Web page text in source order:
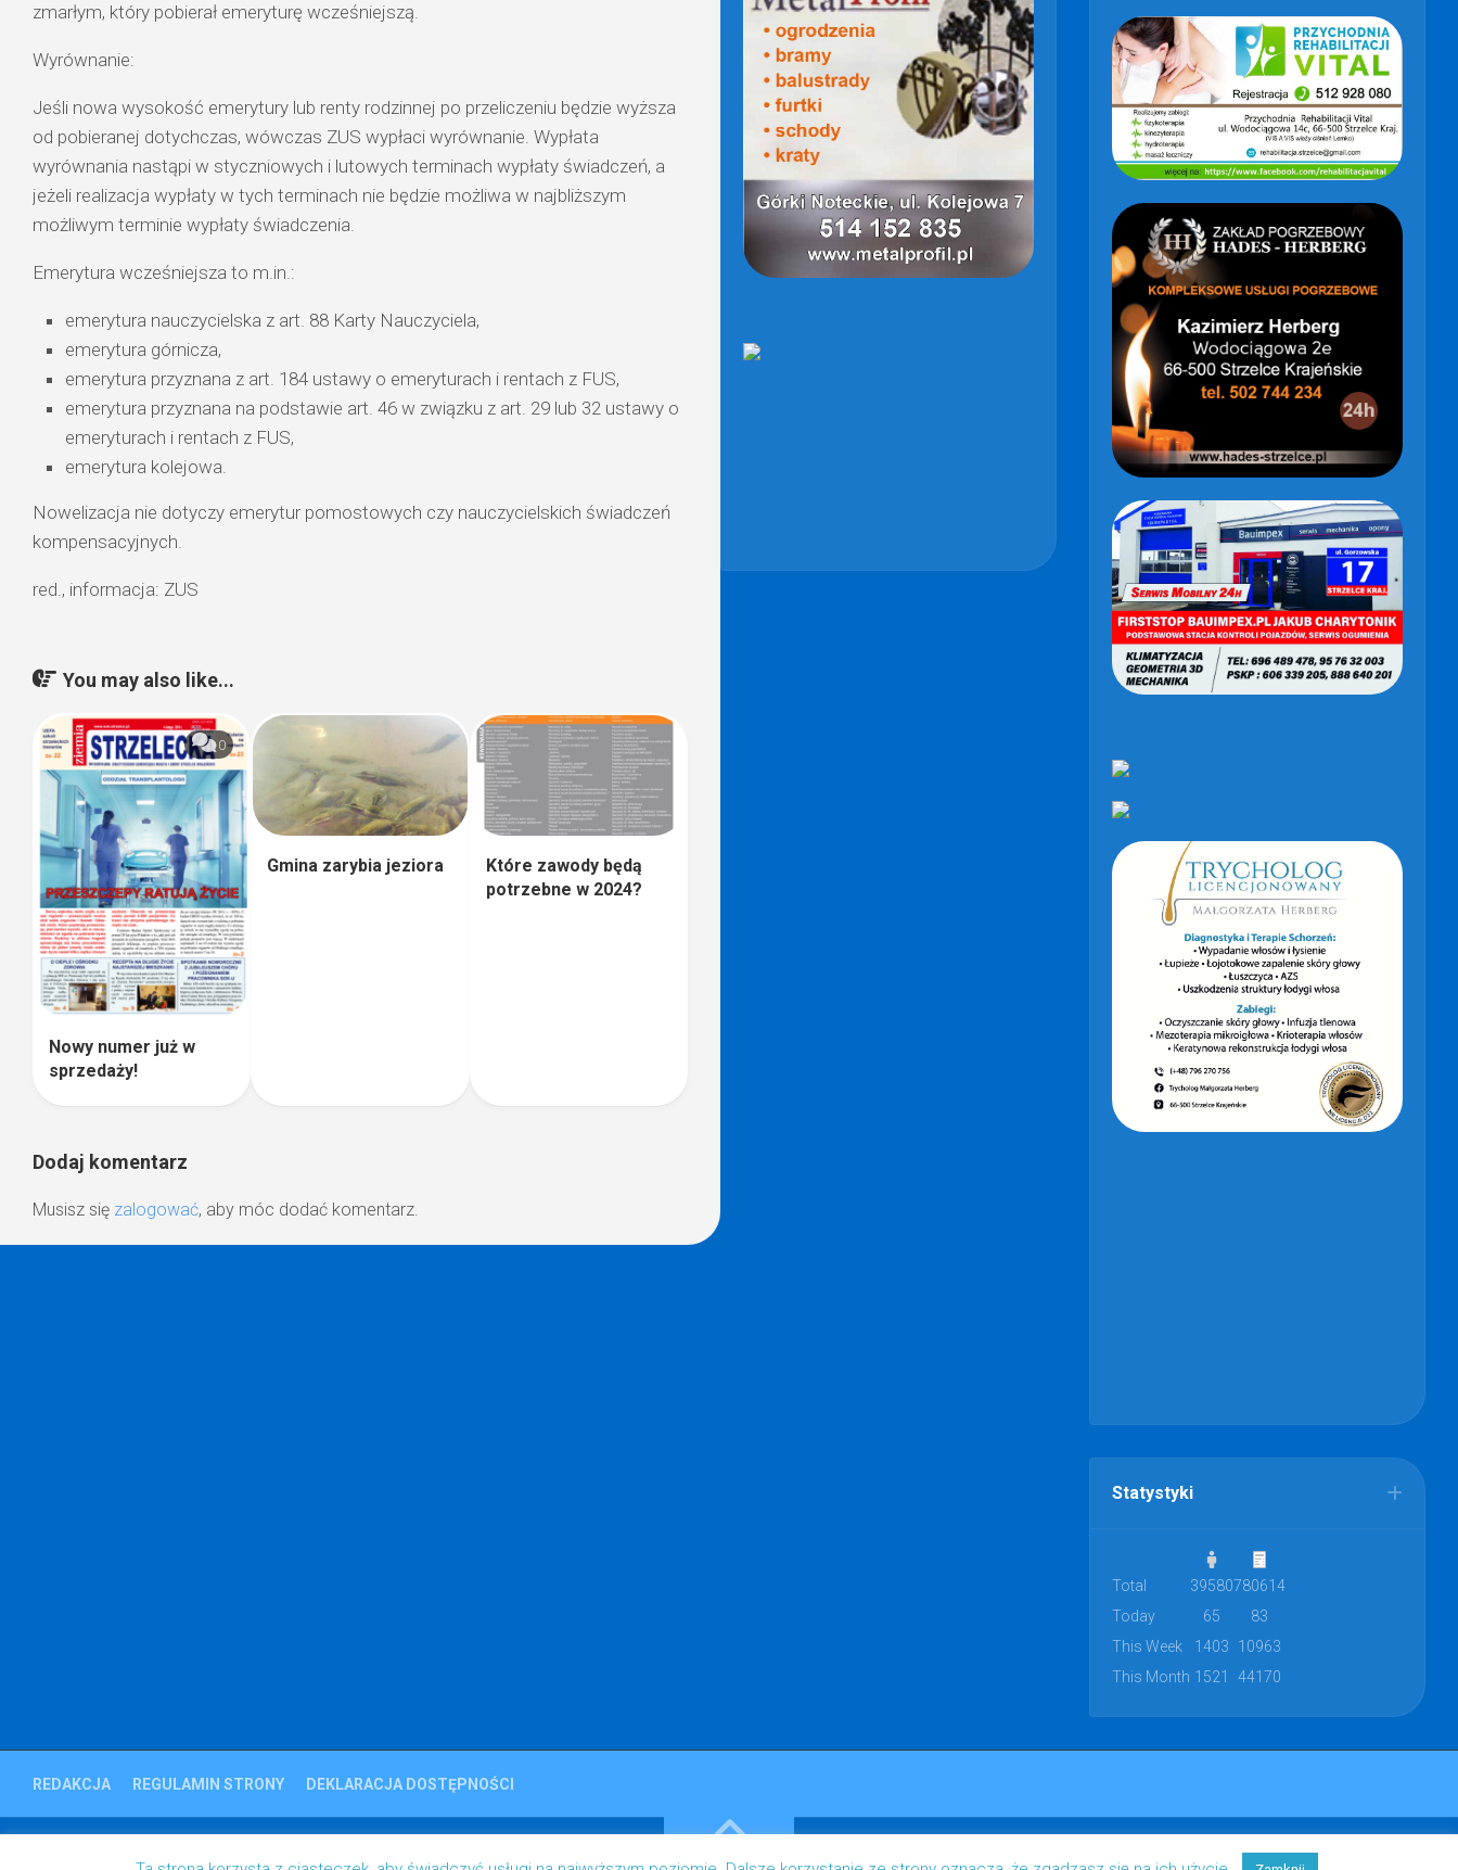
zmarłym, który pobierał emeryturę wcześniejszą.
Wyrównanie:
Jeśli nowa wysokość emerytury lub renty rodzinnej po przeliczeniu będzie wyższa
od pobieranej dotychczas, wówczas ZUS wypłaci wyrównanie. Wypłata
wyrównania nastąpi w styczniowych i lutowych terminach wypłaty świadczeń, a
jeżeli realizacja wypłaty w tych terminach nie będzie możliwa w najbliższym
możliwym terminie wypłaty świadczenia.
Emerytura wcześniejsza to m.in.:
emerytura nauczycielska z art. 88 Karty Nauczyciela,
emerytura górnicza,
emerytura przyznana z art. 184 ustawy o emeryturach i rentach z FUS,
emerytura przyznana na podstawie art. 46 w związku z art. 29 lub 32 ustawy o
emeryturach i rentach z FUS,
emerytura kolejowa.
Nowelizacja nie dotyczy emerytur pomostowych czy nauczycielskich świadczeń
kompensacyjnych.
red., informacja: ZUS
You may also like...
0
Nowy numer już w
sprzedaży!
Gmina zarybia jeziora
Które zawody będą
potrzebne w 2024?
Dodaj komentarz
Musisz się zalogować, aby móc dodać komentarz.
Statystyki
Total 39580780614
Today
65
83
This Week
1403
10963
This Month 1521 44170
REDAKCJA REGULAMIN STRONY DEKLARACJA DOSTĘPNOŚCI
Ziemia Strzelecka © 2023